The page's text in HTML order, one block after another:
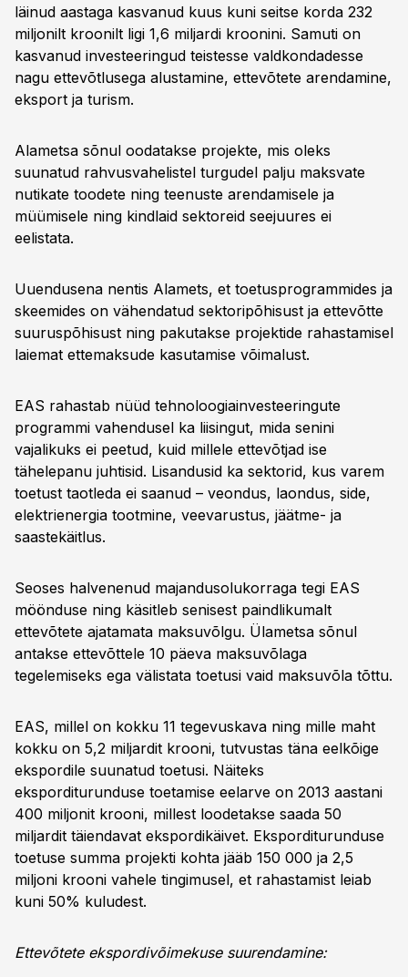
läinud aastaga kasvanud kuus kuni seitse korda 232
miljonilt kroonilt ligi 1,6 miljardi kroonini. Samuti on
kasvanud investeeringud teistesse valdkondadesse
nagu ettevõtlusega alustamine, ettevõtete arendamine,
eksport ja turism.
Alametsa sõnul oodatakse projekte, mis oleks
suunatud rahvusvahelistel turgudel palju maksvate
nutikate toodete ning teenuste arendamisele ja
müümisele ning kindlaid sektoreid seejuures ei
eelistata.
Uuendusena nentis Alamets, et toetusprogrammides ja
skeemides on vähendatud sektoripõhisust ja ettevõtte
suuruspõhisust ning pakutakse projektide rahastamisel
laiemat ettemaksude kasutamise võimalust.
EAS rahastab nüüd tehnoloogiainvesteeringute
programmi vahendusel ka liisingut, mida senini
vajalikuks ei peetud, kuid millele ettevõtjad ise
tähelepanu juhtisid. Lisandusid ka sektorid, kus varem
toetust taotleda ei saanud – veondus, laondus, side,
elektrienergia tootmine, veevarustus, jäätme- ja
saastekäitlus.
Seoses halvenenud majandusolukorraga tegi EAS
möönduse ning käsitleb senisest paindlikumalt
ettevõtete ajatamata maksuvõlgu. Ülametsa sõnul
antakse ettevõttele 10 päeva maksuvõlaga
tegelemiseks ega välistata toetusi vaid maksuvõla tõttu.
EAS, millel on kokku 11 tegevuskava ning mille maht
kokku on 5,2 miljardit krooni, tutvustas täna eelkõige
ekspordile suunatud toetusi. Näiteks
eksporditurunduse toetamise eelarve on 2013 aastani
400 miljonit krooni, millest loodetakse saada 50
miljardit täiendavat ekspordikäivet. Eksporditurunduse
toetuse summa projekti kohta jääb 150 000 ja 2,5
miljoni krooni vahele tingimusel, et rahastamist leiab
kuni 50% kuludest.
Ettevõtete ekspordivõimekuse suurendamine: